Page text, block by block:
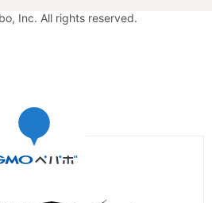
Inc. All rights reserved.